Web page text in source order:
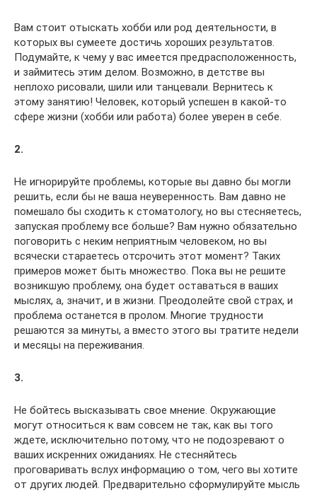
Вам стоит отыскать хобби или род деятельности, в
которых вы сумеете достичь хороших результатов.
Подумайте, к чему у вас имеется предрасположенность,
и займитесь этим делом. Возможно, в детстве вы
неплохо рисовали, шили или танцевали. Вернитесь к
этому занятию! Человек, который успешен в какой-то
сфере жизни (хобби или работа) более уверен в себе.
2.
Не игнорируйте проблемы, которые вы давно бы могли
решить, если бы не ваша неуверенность. Вам давно не
помешало бы сходить к стоматологу, но вы стесняетесь,
запуская проблему все больше? Вам нужно обязательно
поговорить с неким неприятным человеком, но вы
всячески стараетесь отсрочить этот момент? Таких
примеров может быть множество. Пока вы не решите
возникшую проблему, она будет оставаться в ваших
мыслях, а, значит, и в жизни. Преодолейте свой страх, и
проблема останется в пролом. Многие трудности
решаются за минуты, а вместо этого вы тратите недели
и месяцы на переживания.
3.
Не бойтесь высказывать свое мнение. Окружающие
могут относиться к вам совсем не так, как вы того
ждете, исключительно потому, что не подозревают о
ваших искренних ожиданиях. Не стесняйтесь
проговаривать вслух информацию о том, чего вы хотите
от других людей. Предварительно сформулируйте мысль